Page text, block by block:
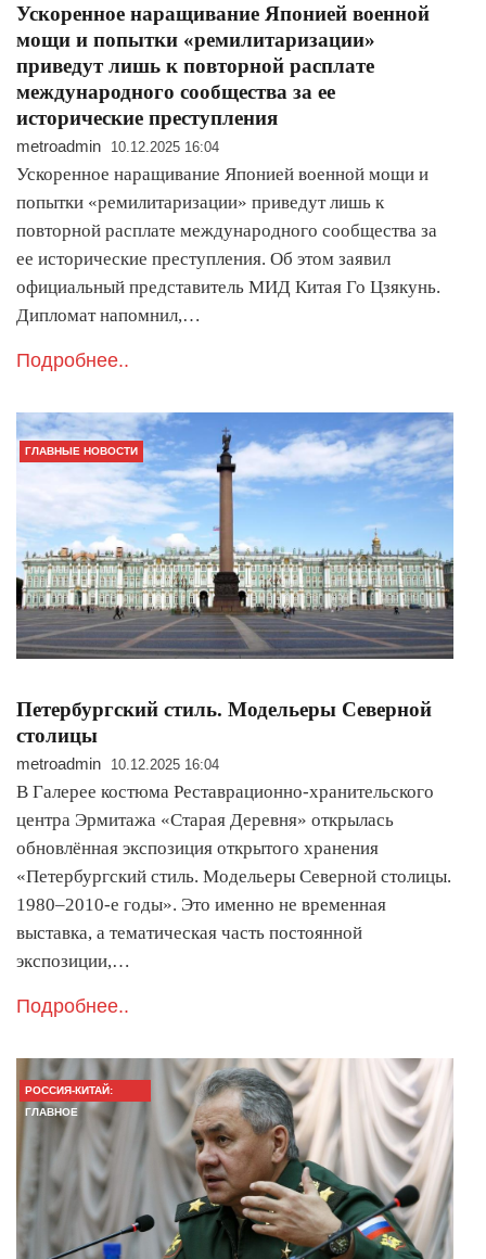
Ускоренное наращивание Японией военной
мощи и попытки «ремилитаризации»
приведут лишь к повторной расплате
международного сообщества за ее
исторические преступления
metroadmin 10.12.2025 16:04
Ускоренное наращивание Японией военной мощи и
попытки «ремилитаризации» приведут лишь к
повторной расплате международного сообщества за
ее исторические преступления. Об этом заявил
официальный представитель МИД Китая Го Цзякунь.
Дипломат напомнил,…
Подробнее..
ГЛАВНЫЕ НОВОСТИ
Петербургский стиль. Модельеры Северной
столицы
metroadmin 10.12.2025 16:04
В Галерее костюма Реставрационно-хранительского
центра Эрмитажа «Старая Деревня» открылась
обновлённая экспозиция открытого хранения
«Петербургский стиль. Модельеры Северной столицы.
1980–2010-е годы». Это именно не временная
выставка, а тематическая часть постоянной
экспозиции,…
Подробнее..
РОССИЯ-КИТАЙ:
ГЛАВНОЕ